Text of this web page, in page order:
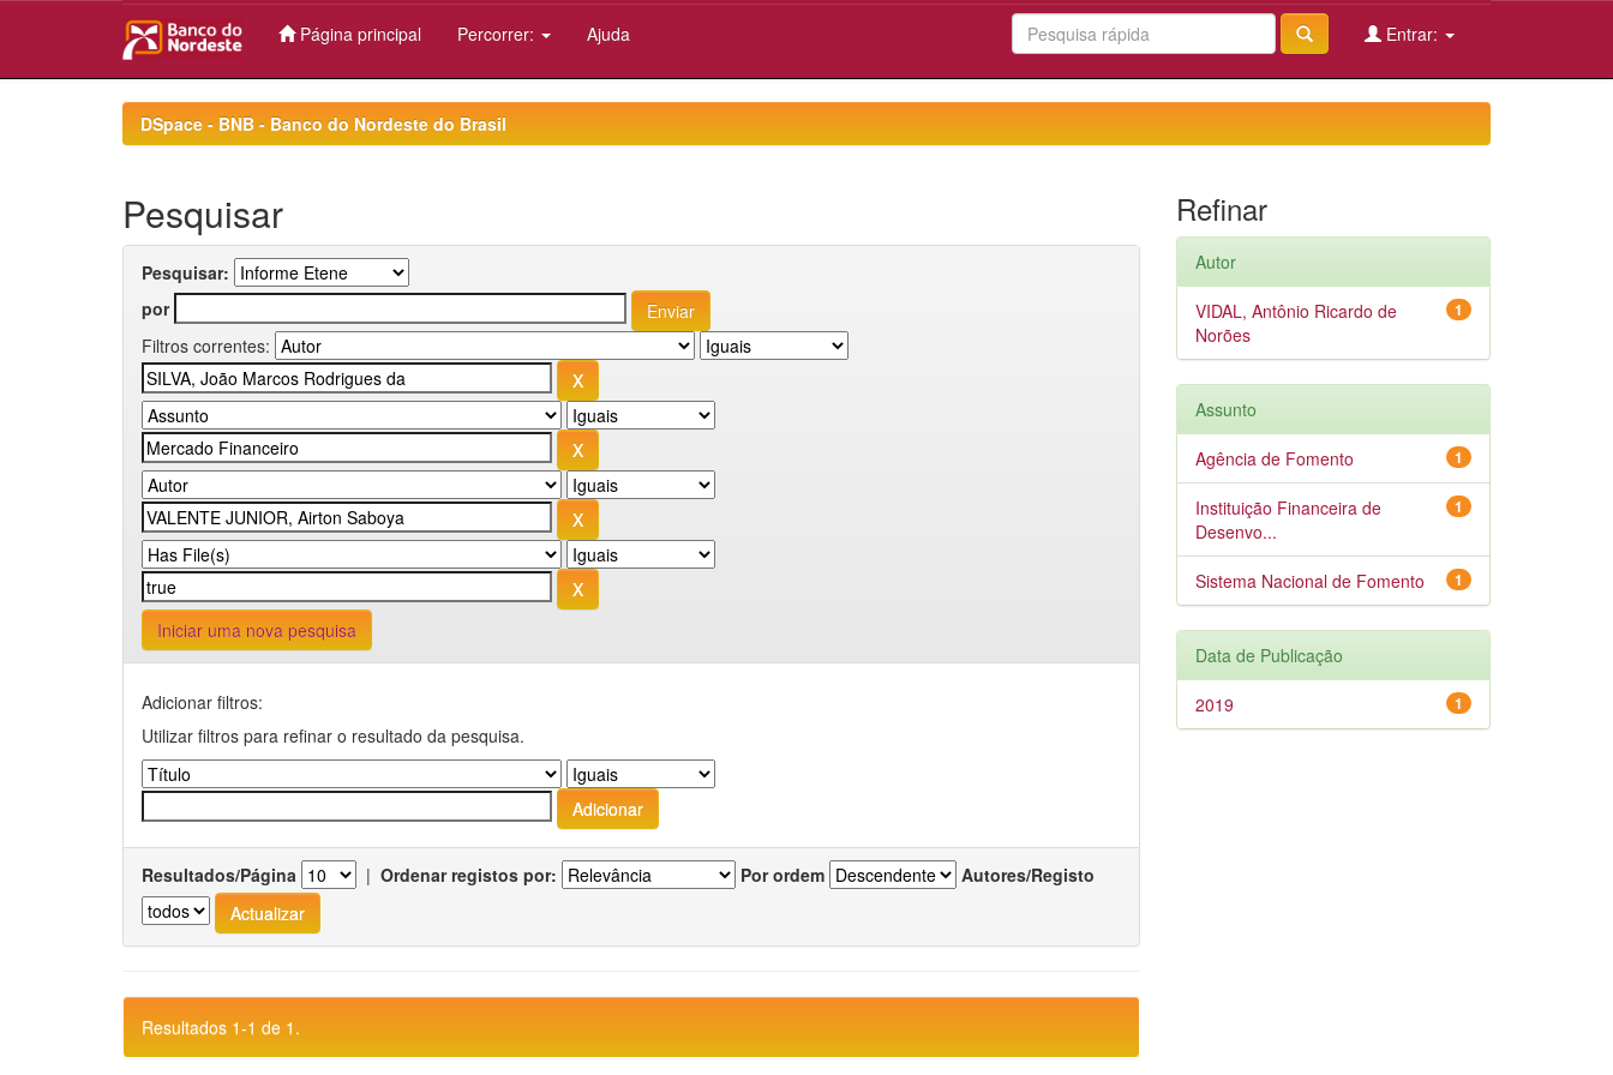
Página principal Percorrer: Ajuda Entrar:
DSpace - BNB - Banco do Nordeste do Brasil
Pesquisar
Pesquisar:
por
Filtros correntes:
Iniciar uma nova pesquisa
Adicionar filtros:
Utilizar filtros para refinar o resultado da pesquisa.
Resultados/Página | Ordenar registos por: Por ordem Autores/Registo
Resultados 1-1 de 1.
Refinar
Autor
1
VIDAL, Antônio Ricardo de
Norões
Assunto
1
Agência de Fomento
1
Instituição Financeira de
Desenvo...
1
Sistema Nacional de Fomento
Data de Publicação
1
2019